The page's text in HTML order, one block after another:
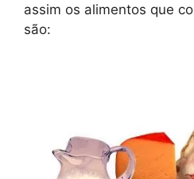
assim os alimentos que
são: